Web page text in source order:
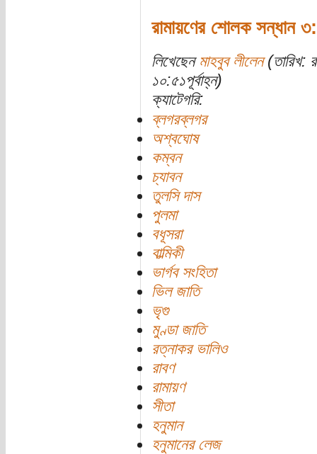
রামায়ণের শোলক সন্ধান ৩:
লিখেছেন মাহবুব লীলেন(তারিখ:
১০:৫১পূর্বাহ্ন)
ক্যাটেগরি:
ব্লগরব্লগর
অশ্বঘোষ
কম্বন
চ্যাবন
তুলসি দাস
পুলমা
বধূসরা
বাল্মিকী
ভার্গব সংহিতা
ভিল জাতি
ভৃগু
মুণ্ডা জাতি
রত্নাকর ভালিও
রাবণ
রামায়ণ
সীতা
হনুমান
হনুমানের লেজ